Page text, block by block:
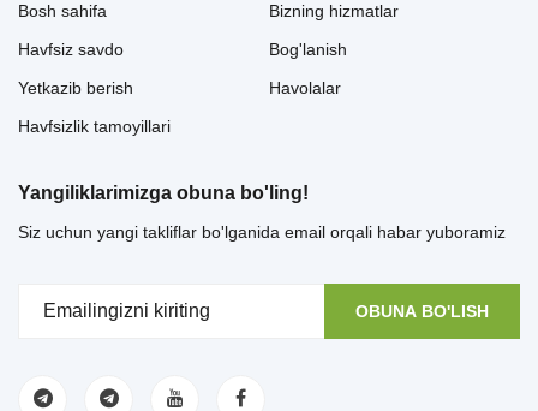
Bosh sahifa
Havfsiz savdo
Yetkazib berish
Havfsizlik tamoyillari
Bizning hizmatlar
Bog'lanish
Havolalar
Yangiliklarimizga obuna bo'ling!
Siz uchun yangi takliflar bo'lganida email orqali habar yuboramiz
OBUNA BO'LISH